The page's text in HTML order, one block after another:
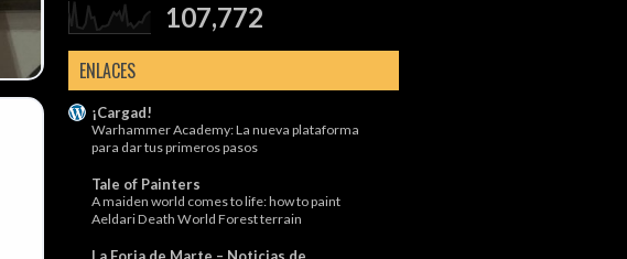
107,772
ENLACES
¡Cargad!
Warhammer Academy: La nueva plataforma
para dar tus primeros pasos
Tale of Painters
A maiden world comes to life: how to paint
Aeldari Death World Forest terrain